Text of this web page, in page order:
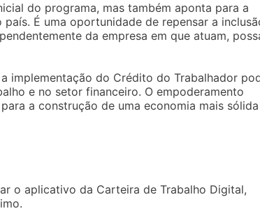
do programa, mas também aponta para a
É uma oportunidade de repensar a
da empresa em que atuam,
implementação do Crédito do Trabalhador
e no setor financeiro. O empoderamento
a construção de uma economia mais
o aplicativo da Carteira de Trabalho Digital,